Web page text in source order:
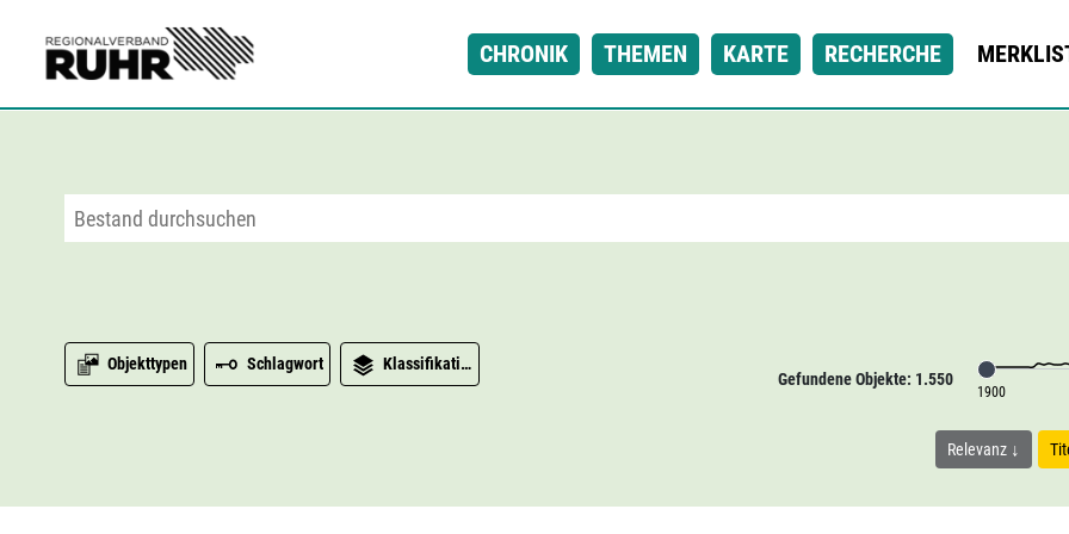
CHRONIK THEMEN KARTE RECHERCHE
Objekttypen Schlagwort
Klassifikation
Gefundene Objekte: 1.550
1900
Relevanz